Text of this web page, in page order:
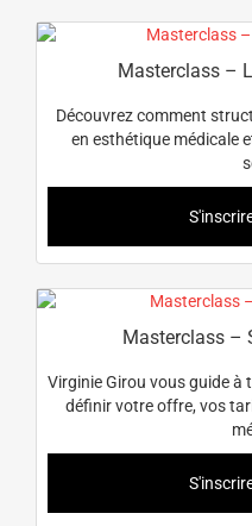
Masterclass –
Découvrez comment
en esthétique médicale
Masterclass –
Virginie Girou vous guide à
définir votre offre, vos